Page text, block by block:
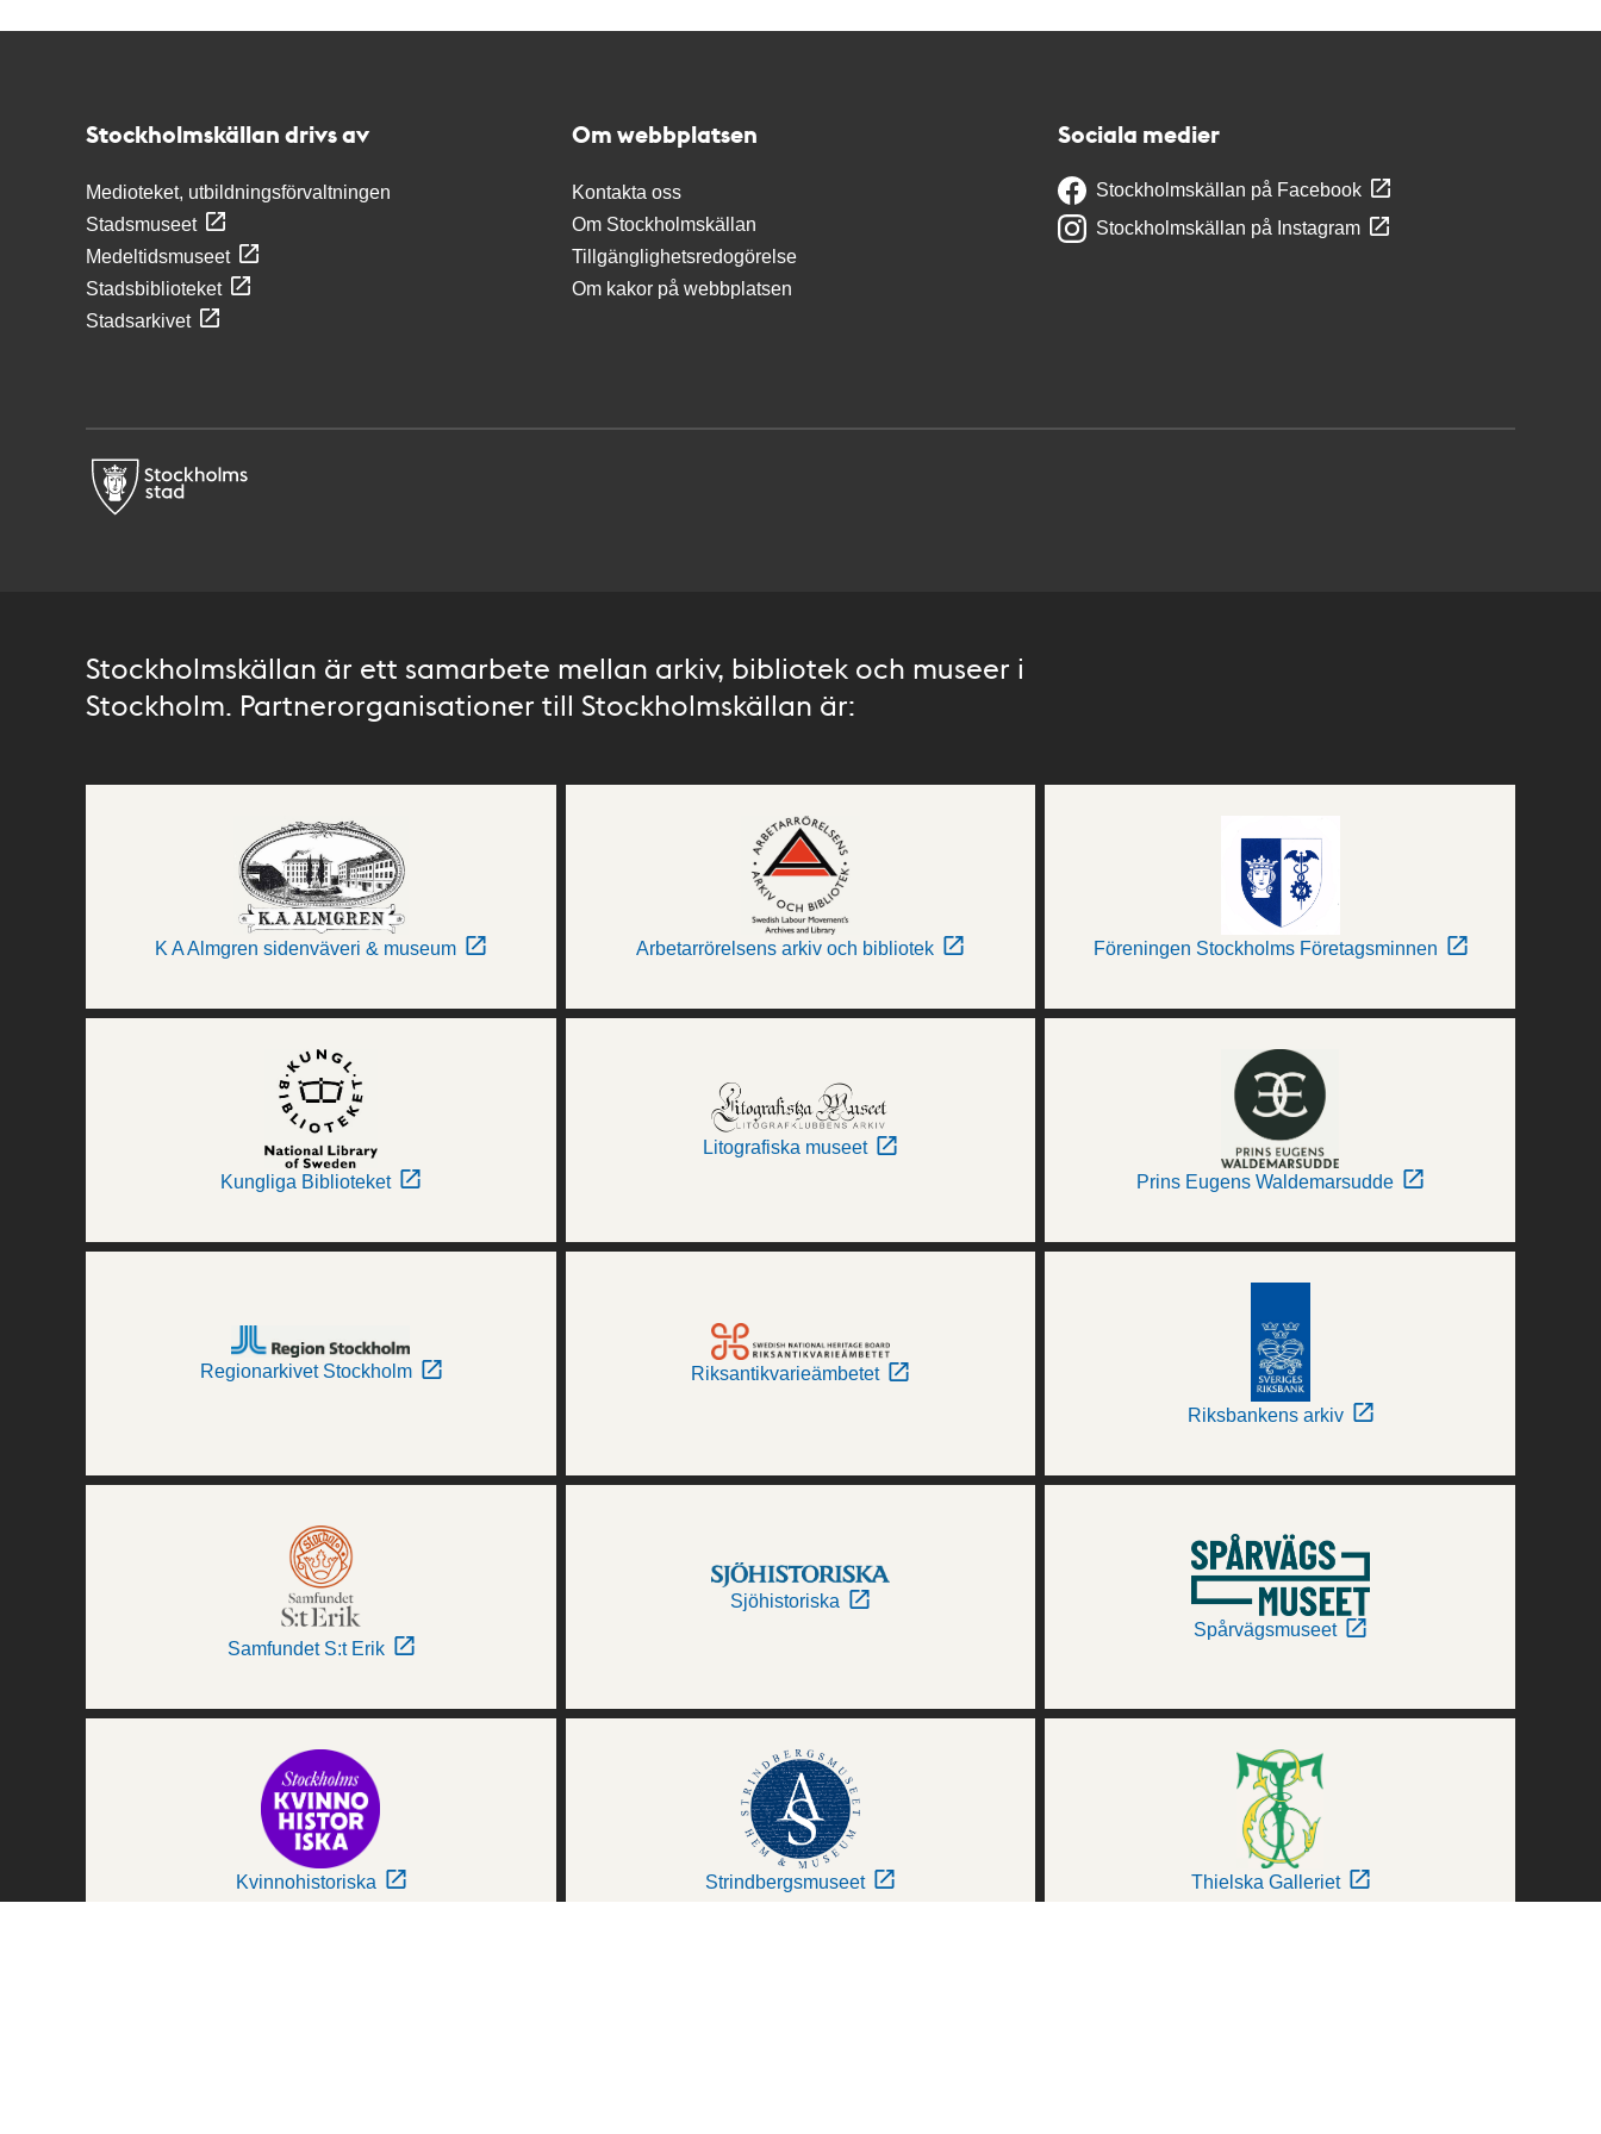
Stockholmskällan drivs av
Medioteket, utbildningsförvaltningen
Stadsmuseet
Medeltidsmuseet
Stadsbiblioteket
Stadsarkivet
Om webbplatsen
Kontakta oss
Om Stockholmskällan
Tillgänglighetsredogörelse
Om kakor på webbplatsen
Sociala medier
Stockholmskällan på Facebook
Stockholmskällan på Instagram
Stockholmskällan är ett samarbete mellan arkiv, bibliotek och museer i
Stockholm. Partnerorganisationer till Stockholmskällan är:
K A Almgren sidenväveri & museum Arbetarrörelsens arkiv och bibliotek Föreningen Stockholms Företagsminnen
Kungliga Biblioteket
Litografiska museet
Prins Eugens Waldemarsudde
Regionarkivet Stockholm Riksantikvarieämbetet
Riksbankens arkiv
Samfundet S:t Erik
Sjöhistoriska
Spårvägsmuseet
Kvinnohistoriska Strindbergsmuseet Thielska Galleriet